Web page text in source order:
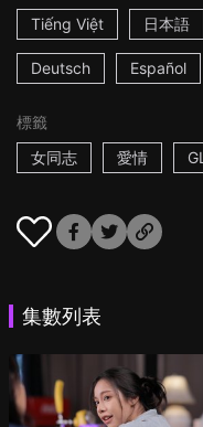
Tiếng Việt 日本語
Deutsch Español
標籤
女同志
愛情 GL
集數列表